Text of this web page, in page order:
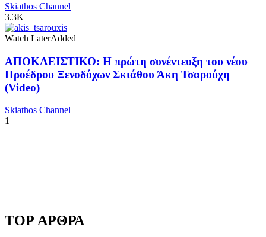
Skiathos Channel
3.3K
Watch LaterAdded
ΑΠΟΚΛΕΙΣΤΙΚΟ: Η πρώτη συνέντευξη του νέου
Προέδρου Ξενοδόχων Σκιάθου Άκη Τσαρούχη
(Video)
Skiathos Channel
1
TOP ΑΡΘΡΑ